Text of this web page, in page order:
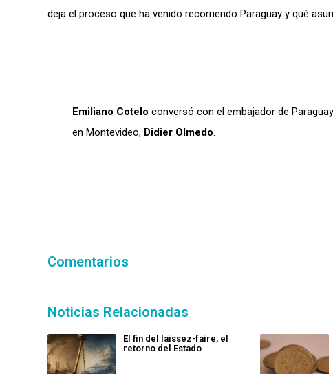
deja el proceso que ha venido recorriendo Paraguay y qué
Emiliano Cotelo conversó con el embajador de Paraguay
en Montevideo, Didier Olmedo.
Comentarios
Noticias Relacionadas
El fin del laissez-faire, el
retorno del Estado